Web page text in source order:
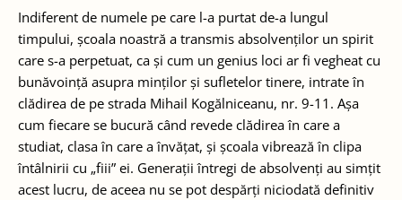
Indiferent de numele pe care l-a purtat de-a lungul
timpului, școala noastră a transmis absolvenților un spirit
care s-a perpetuat, ca și cum un genius loci ar fi vegheat cu
bunăvoință asupra minților și sufletelor tinere, intrate în
clădirea de pe strada Mihail Kogălniceanu, nr. 9-11. Așa
cum fiecare se bucură când revede clădirea în care a
studiat, clasa în care a învățat, și școala vibrează în clipa
întâlnirii cu „fiii” ei. Generații întregi de absolvenți au simțit
acest lucru, de aceea nu se pot despărți niciodată definitiv